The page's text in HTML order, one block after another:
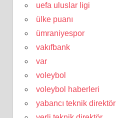
uefa uluslar ligi
ülke puanı
ümraniyespor
vakıfbank
var
voleybol
voleybol haberleri
yabancı teknik direktör